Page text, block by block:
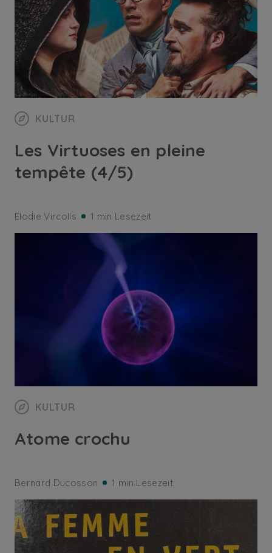
KULTUR
Les Virtuoses en pleine
tempête (4/5)
Elodie Vircolls 1 min Lesezeit
KULTUR
Atome crochu
Bernard Ducosson 1 min Lesezeit